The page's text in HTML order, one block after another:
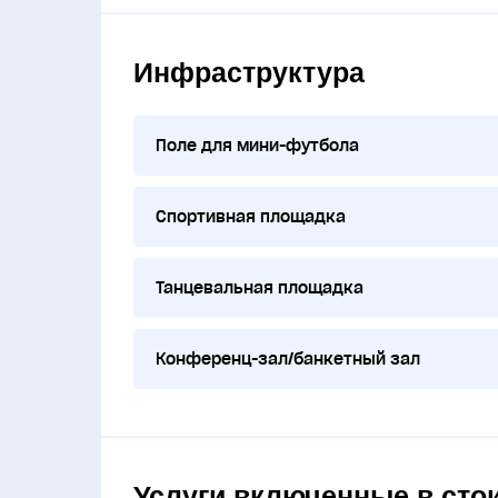
Инфраструктура
Поле для мини-футбола
Спортивная площадка
Танцевальная площадка
Конференц-зал/банкетный зал